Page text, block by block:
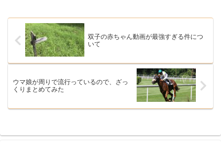
双子の赤ちゃん動画が最強すぎる件につ
いて
ウマ娘が周りで流行っているので、ざっ
くりまとめてみた